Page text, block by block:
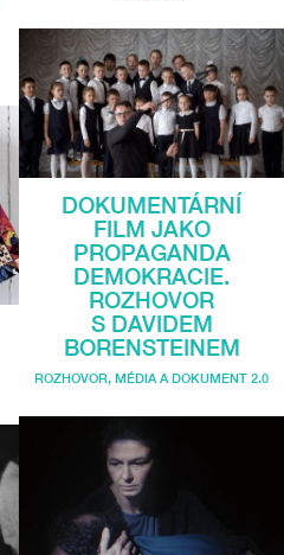
DOKUMENTÁRNÍ
FILM JAKO
PROPAGANDA
DEMOKRACIE.
ROZHOVOR
S DAVIDEM
BORENSTEINEM
ROZHOVOR, MÉDIA A DOKUMENT 2.0